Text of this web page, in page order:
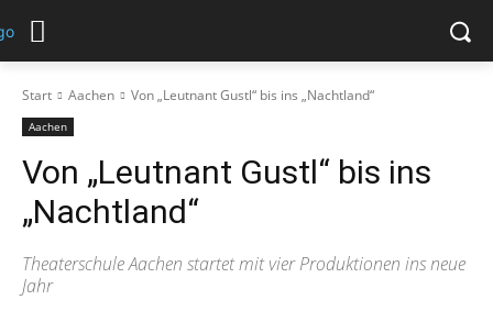
Start Aachen Von „Leutnant Gustl“ bis ins „Nachtland“
Aachen
Von „Leutnant Gustl“ bis ins
„Nachtland“
Theaterschule Aachen startet mit vier Produktionen ins neue
Jahr